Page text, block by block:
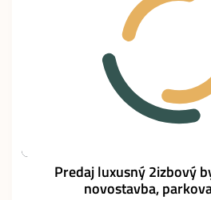
Predaj luxusný 2izbový
novostavba,